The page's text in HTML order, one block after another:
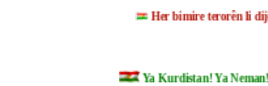
Her bimire terorên li
Ya Kurdistan! Ya